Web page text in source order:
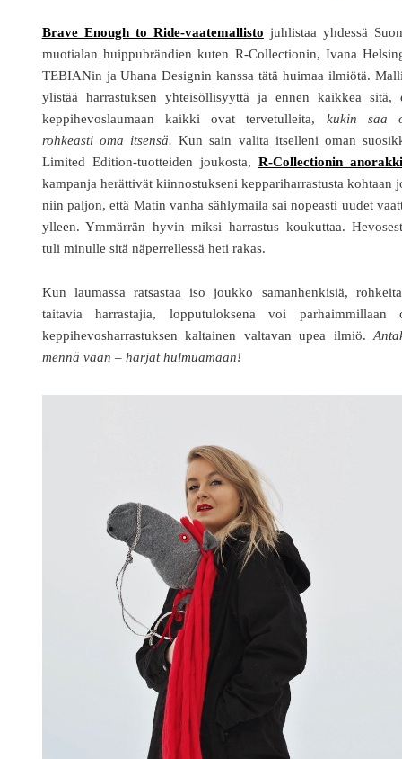
Brave Enough to Ride-vaatemallisto juhlistaa yhdessä
muotialan huippubrändien kuten R-Collectionin, Ivana
TEBIANin ja Uhana Designin kanssa tätä huimaa ilmiötä.
ylistää harrastuksen yhteisöllisyyttä ja ennen kaikkea sitä,
keppihevoslaumaan kaikki ovat tervetulleita, kukin saa
rohkeasti oma itsensä. Kun sain valita itselleni oman
Limited Edition-tuotteiden joukosta, R-Collectionin
kampanja herättivät kiinnostukseni keppariharrastusta kohtaan
niin paljon, että Matin vanha sählymaila sai nopeasti uudet
ylleen. Ymmärrän hyvin miksi harrastus koukuttaa.
tuli minulle sitä näperrellessä heti rakas.
Kun laumassa ratsastaa iso joukko samanhenkisiä,
taitavia harrastajia, lopputuloksena voi parhaimmillaan
keppihevosharrastuksen kaltainen valtavan upea ilmiö.
mennä vaan – harjat hulmuamaan!